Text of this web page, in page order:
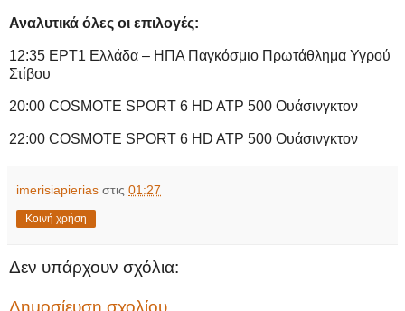
Αναλυτικά όλες οι επιλογές:
12:35 ΕΡΤ1 Ελλάδα – ΗΠΑ Παγκόσμιο Πρωτάθλημα Υγρού
Στίβου
20:00 COSMOTE SPORT 6 HD ATP 500 Ουάσινγκτον
22:00 COSMOTE SPORT 6 HD ATP 500 Ουάσινγκτον
imerisiapierias στις 01:27
Κοινή χρήση
Δεν υπάρχουν σχόλια:
Δημοσίευση σχολίου